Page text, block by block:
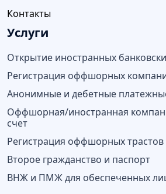
Контакты
Услуги
Открытие иностранных
Регистрация оффшорных
Анонимные и дебетные
Оффшорная/иностранная
счет
Регистрация оффшорных трастов
Второе гражданство и паспорт
ВНЖ и ПМЖ для обеспеченных